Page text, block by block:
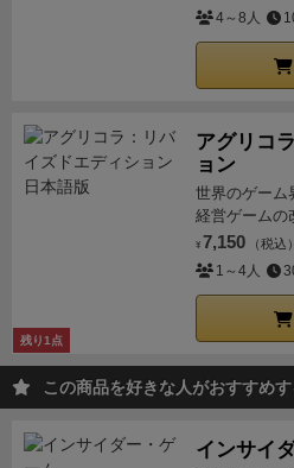
割と発動する。能力を
の移動とパターン発動
る。
襲来バッグからサ
よい感じで使える。若
能力はいずれも生存の
排除に長けているとい
生き延びることはでき
もしれない。まとめ
て、弾丸以外の何かを
なんというか最初からこ
剣道で言えば正眼の構え
4～8人
残り1点
アグリコ
ョン
世界のゲーム
経営ゲームの
¥ 7,150 （税込）
1～4人
この商品を好きな人がおすすめ
インサイ